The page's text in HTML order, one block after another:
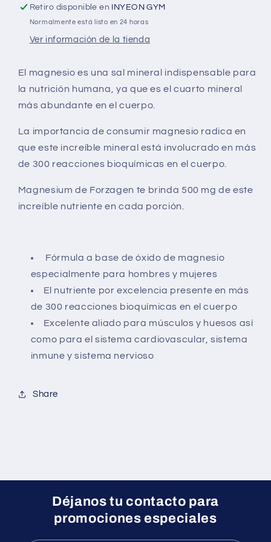
Retiro disponible en INYEON GYM
Normalmente está listo en 24 horas
Ver información de la tienda
El magnesio es una sal mineral indispensable para
la nutrición humana, ya que es el cuarto mineral
más abundante en el cuerpo.
La importancia de consumir magnesio radica en
que este increíble mineral está involucrado en más
de 300 reacciones bioquímicas en el cuerpo.
Magnesiumde Forzagen te brinda 500 mg de este
increíble nutriente en cada porción.
Fórmula a base de óxido de magnesio
especialmente para hombres y mujeres
El nutriente por excelencia presente en más
de 300 reacciones bioquímicas en el cuerpo
Excelente aliado para músculos y huesos así
como para el sistema cardiovascular, sistema
inmune y sistema nervioso
Share
Déjanos tu contacto para
promociones especiales